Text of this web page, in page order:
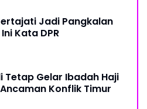
Jadi Pangkalan
Kata DPR
Tetap Gelar Ibadah Haji
Konflik Timur